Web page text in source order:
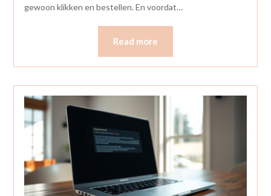
gewoon klikken en bestellen. En voordat…
Read more